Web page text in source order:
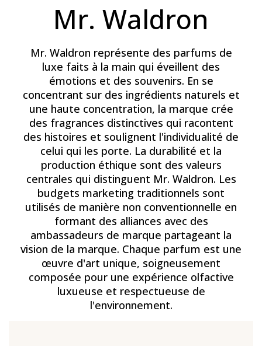
Mr. Waldron
Mr. Waldron représente des parfums de
luxe faits à la main qui éveillent des
émotions et des souvenirs. En se
concentrant sur des ingrédients naturels et
une haute concentration, la marque crée
des fragrances distinctives qui racontent
des histoires et soulignent l'individualité de
celui qui les porte. La durabilité et la
production éthique sont des valeurs
centrales qui distinguent Mr. Waldron. Les
budgets marketing traditionnels sont
utilisés de manière non conventionnelle en
formant des alliances avec des
ambassadeurs de marque partageant la
vision de la marque. Chaque parfum est une
œuvre d'art unique, soigneusement
composée pour une expérience olfactive
luxueuse et respectueuse de
l'environnement.